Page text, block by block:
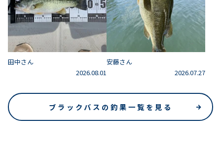
田中さん
2026.08.01
安藤さん
2026.07.27
ブラックバスの釣果一覧を見る